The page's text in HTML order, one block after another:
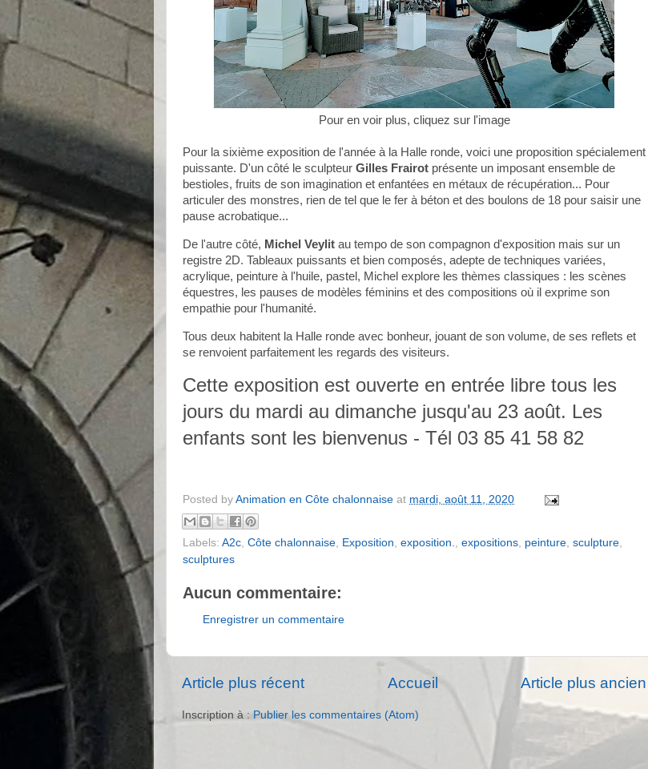
Pour en voir plus, cliquez sur l'image
Pour la sixième exposition de l'année à la Halle ronde, voici une proposition spécialement
puissante. D'un côté le sculpteur Gilles Frairot présente un imposant ensemble de
bestioles, fruits de son imagination et enfantées en métaux de récupération... Pour
articuler des monstres, rien de tel que le fer à béton et des boulons de 18 pour saisir une
pause acrobatique...
De l'autre côté, Michel Veylit au tempo de son compagnon d'exposition mais sur un
registre 2D. Tableaux puissants et bien composés, adepte de techniques variées,
acrylique, peinture à l'huile, pastel, Michel explore les thèmes classiques : les scènes
équestres, les pauses de modèles féminins et des compositions où il exprime son
empathie pour l'humanité.
Tous deux habitent la Halle ronde avec bonheur, jouant de son volume, de ses reflets et
se renvoient parfaitement les regards des visiteurs.
Cette exposition est ouverte en entrée libre tous les
jours du mardi au dimanche jusqu'au 23 août. Les
enfants sont les bienvenus - Tél 03 85 41 58 82
Posted by Animation en Côte chalonnaise at mardi, août 11, 2020
Labels: A2c Côte chalonnaise Exposition exposition. expositions peinture sculpture
sculptures
Aucun commentaire:
Enregistrer un commentaire
Article plus récent Article plus ancien
Accueil
Inscription à : Publier les commentaires (Atom)